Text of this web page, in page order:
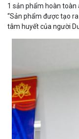
1 sản phẩm hoàn toàn
“Sản phẩm được tạo
tâm huyết của người